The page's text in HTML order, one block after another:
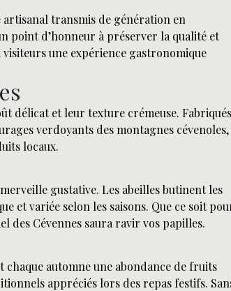
transmis de génération en
point d’honneur à préserver la qualité et
une expérience gastronomique
délicat et leur texture crémeuse. Fabriqués
verdoyants des montagnes cévenoles,
locaux.
gustative. Les abeilles butinent les
et variée selon les saisons. Que ce soit
des Cévennes saura ravir vos papilles.
automne une abondance de fruits
appréciés lors des repas festifs.